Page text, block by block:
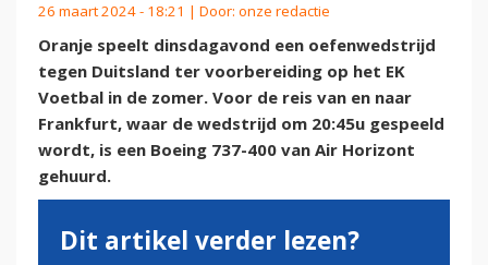
26 maart 2024 - 18:21 | Door: onze redactie
Oranje speelt dinsdagavond een oefenwedstrijd
tegen Duitsland ter voorbereiding op het EK
Voetbal in de zomer. Voor de reis van en naar
Frankfurt, waar de wedstrijd om 20:45u gespeeld
wordt, is een Boeing 737-400 van Air Horizont
gehuurd.
Dit artikel verder lezen?